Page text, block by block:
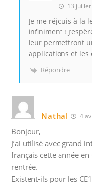
13
Je me réjouis à la
infiniment !
leur permettront
applications et les
Répondre
Nathal 4
Bonjour,
J’ai utilisé avec grand
français cette année en
rentrée.
Existent-ils pour les